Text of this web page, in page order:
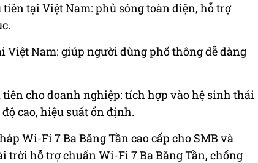
tại Việt Nam: phủ sóng toàn diện, hỗ trợ
Việt Nam: giúp người dùng phổ thông dễ dàng
tiên cho doanh nghiệp: tích hợp vào hệ sinh thái
cao, hiệu suất ổn định.
Wi-Fi 7 Ba Băng Tần cao cấp cho SMB và
trời hỗ trợ chuẩn Wi-Fi 7 Ba Băng Tần, chống